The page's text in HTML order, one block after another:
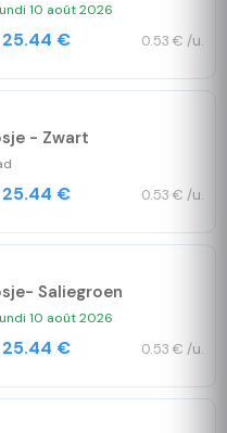
10 août 2026
25.44 € 0.53 € /u.
- Zwart
25.44 € 0.53 € /u.
Saliegroen
10 août 2026
25.44 € 0.53 € /u.